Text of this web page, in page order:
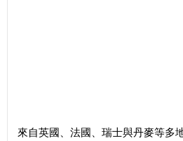
來自英國、法國、瑞士與丹麥等多